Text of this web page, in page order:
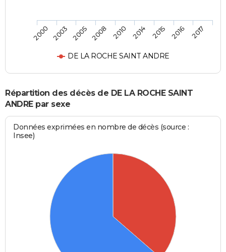
DE LA ROCHE SAINT ANDRE
2000 2003 2005 2008 2010 2014 2015 2016 2017
Répartition des décès de DE LA ROCHE SAINT
ANDRE par sexe
Données exprimées en nombre de décès (source :
Insee)